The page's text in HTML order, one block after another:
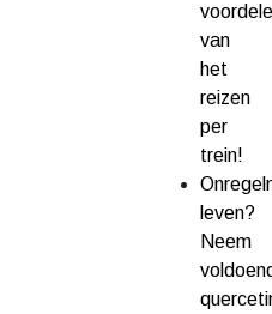
van
het
reizen
per
trein!
leven?
Neem